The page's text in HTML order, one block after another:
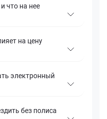
что на нее
на цену
электронный
без полиса